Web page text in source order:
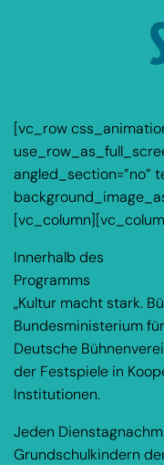
[vc_row
angled_section=”no”
Innerhalb des
Programms
„Kultur macht stark.
Bundesministerium
Deutsche
der Festspiele in
Institutionen.
Jeden
Grundschulkindern